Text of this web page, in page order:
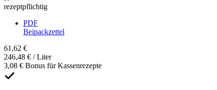
rezeptpflichtig
PDF
Beipackzettel
61,62 €
246,48 € / Liter
3,08 € Bonus für Kassenrezepte